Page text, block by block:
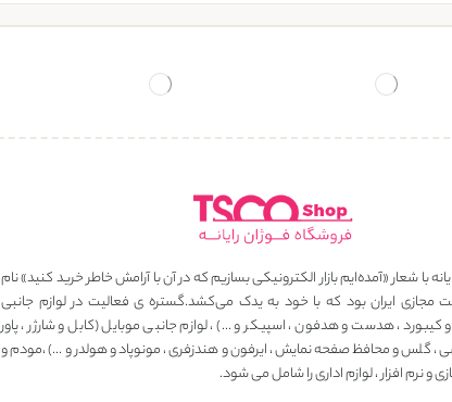
با شعار «آمده‌ایم بازار الکترونیکی بسازیم که در آن با آرامش خاطر خرید کنید» نام
مجازی ایران بود که با خود به یدک می‌کشد.گستره ی فعالیت در لوازم جانبی
، هدست و هدفون ، اسپیکر و …) ، لوازم جانبی موبایل (کابل و شارژر ، پاور
، گلس و محافظ صفحه نمایش ، ایرفون و هندزفری ، مونوپاد و هولدر و …) ،مودم و
و نرم افزار ، لوازم اداری را شامل می شود.